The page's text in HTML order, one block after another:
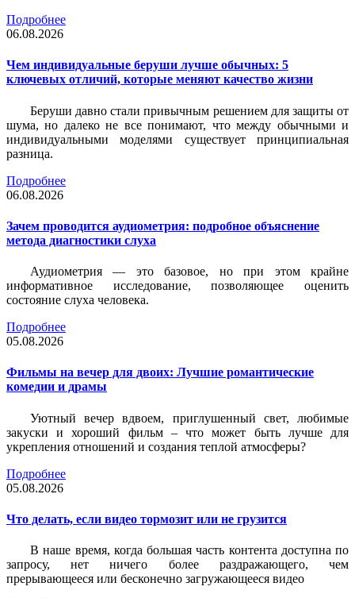
Подробнее
06.08.2026
Чем индивидуальные беруши лучше обычных: 5
ключевых отличий, которые меняют качество жизни
Беруши давно стали привычным решением для защиты от
шума, но далеко не все понимают, что между обычными и
индивидуальными моделями существует принципиальная
разница.
Подробнее
06.08.2026
Зачем проводится аудиометрия: подробное объяснение
метода диагностики слуха
Аудиометрия — это базовое, но при этом крайне
информативное исследование, позволяющее оценить
состояние слуха человека.
Подробнее
05.08.2026
Фильмы на вечер для двоих: Лучшие романтические
комедии и драмы
Уютный вечер вдвоем, приглушенный свет, любимые
закуски и хороший фильм – что может быть лучше для
укрепления отношений и создания теплой атмосферы?
Подробнее
05.08.2026
Что делать, если видео тормозит или не грузится
В наше время, когда большая часть контента доступна по
запросу, нет ничего более раздражающего, чем
прерывающееся или бесконечно загружающееся видео